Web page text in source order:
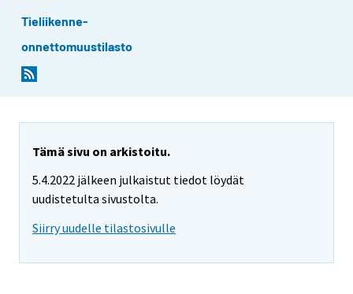
Tieliikenne-
onnettomuustilasto
Tämä sivu on arkistoitu.
5.4.2022 jälkeen julkaistut tiedot löydät
uudistetulta sivustolta.
Siirry uudelle tilastosivulle